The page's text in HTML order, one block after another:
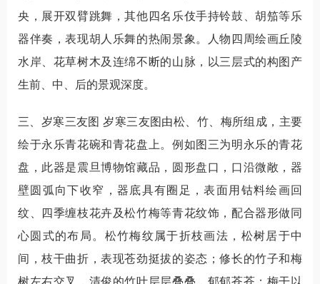
央，展开双臂跳舞，其他四名乐伎手持铃鼓、胡笳等乐
器伴奏，表现胡人乐舞的热闹景象。人物四周绘画丘陵
水岸、花草树木及连绵不断的山脉，以三层式的构图产
生前、中、后的景观深度。
三、岁寒三友图 岁寒三友图由松、竹、梅所组成，主要
绘于永乐青花碗和青花盘上。例如图三为明永乐的青花
盘，此器是震旦博物馆藏品，圆形盘口，口沿微敞，器
壁圆弧向下收窄，器底具有圈足，表面用钴料绘画回
纹、四季缠枝花卉及松竹梅等青花纹饰，配合器形做同
心圆式的布局。松竹梅纹属于折枝画法，松树居于中
间，枝干曲折，表现苍劲挺拔的姿态；修长的竹子和梅
树左右交叉，清俊的竹叶层层叠叠，郁郁苍苍；梅干以